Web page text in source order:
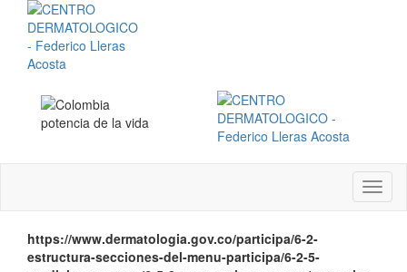
Menú
https://www.dermatologia.gov.co/participa/6-2-
estructura-secciones-del-menu-participa/6-2-5-